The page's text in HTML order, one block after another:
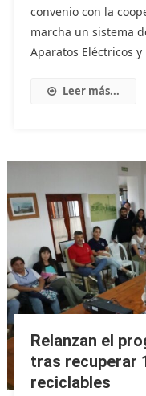
convenio con la
marcha un sistema
Aparatos Eléctricos y
Leer más...
Relanzan el
tras recuperar
reciclables